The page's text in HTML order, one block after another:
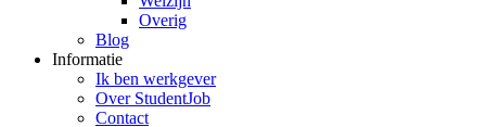
Overig
Blog
Informatie
Ik ben werkgever
Over StudentJob
Contact